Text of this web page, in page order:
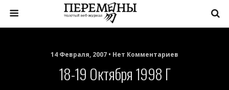
14 Февраля, 2007 • Нет Комментариев
18-19 Октября 1998 Г